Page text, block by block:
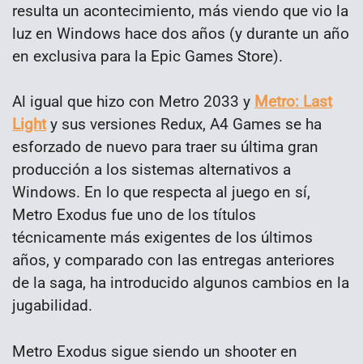
resulta un acontecimiento, más viendo que vio la
luz en Windows hace dos años (y durante un año
en exclusiva para la Epic Games Store).
Al igual que hizo con Metro 2033 y Metro: Last
Lighty sus versiones Redux, A4 Games se ha
esforzado de nuevo para traer su última gran
producción a los sistemas alternativos a
Windows. En lo que respecta al juego en sí,
Metro Exodus fue uno de los títulos
técnicamente más exigentes de los últimos
años, y comparado con las entregas anteriores
de la saga, ha introducido algunos cambios en la
jugabilidad.
Metro Exodus sigue siendo un shooter en